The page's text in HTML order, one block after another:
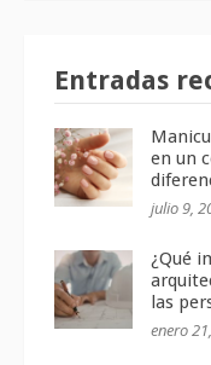
Entradas
en un
julio 9,
¿Qué
las
enero